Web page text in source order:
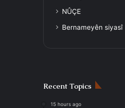
NÛÇE
Bernameyên siyasî
Recent Topics
15 hours ago